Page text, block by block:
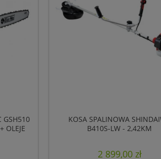
GSH510
OLEJE
KOSA SPALINOWA
B410S-LW - 2,42KM
2 899,00 zł